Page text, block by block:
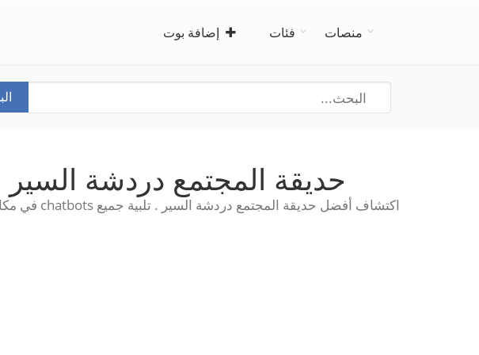
منصات فئات إضافة بوت
حديقة المجتمع دردشة السير
اكتشاف أفضل حديقة المجتمع دردشة السير . تلبية جميع chatbots في مكان واحد!